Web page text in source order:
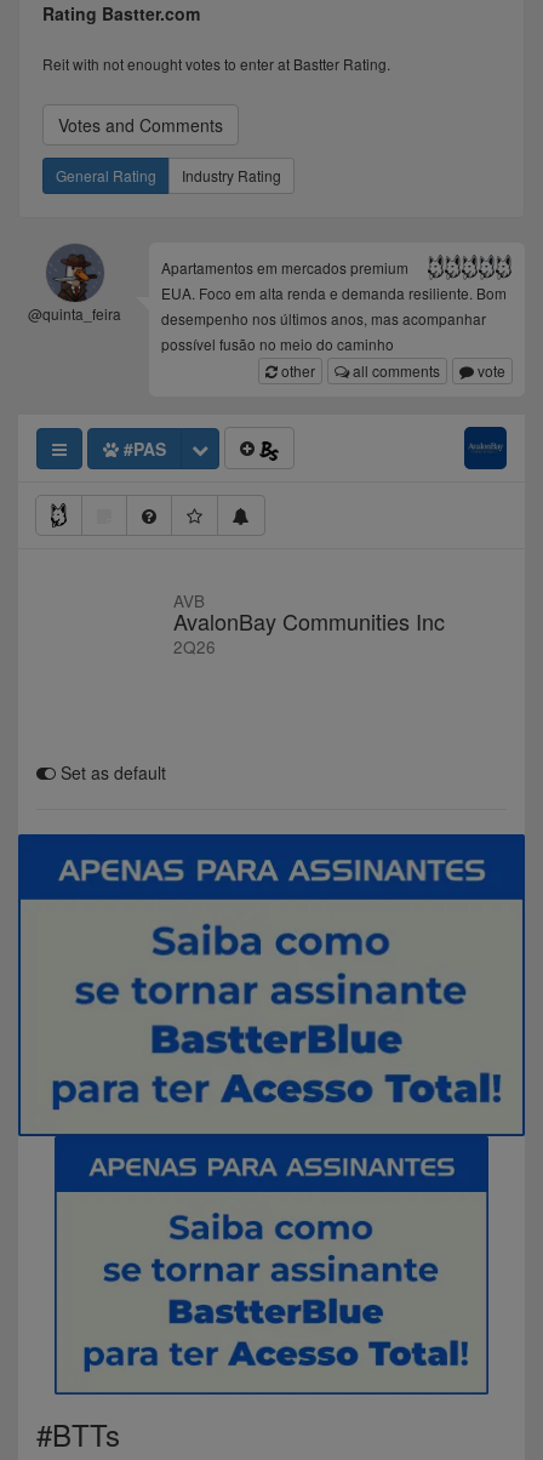
Rating Bastter.com
Reit with not enought votes to enter at Bastter Rating.
Votes and Comments
General Rating Industry Rating
@quinta_feira
Apartamentos em mercados premium
EUA. Foco em alta renda e demanda resiliente. Bom
desempenho nos últimos anos, mas acompanhar
possível fusão no meio do caminho
other
all comments vote
#PAS
AVB
AvalonBay Communities Inc
2Q26
Set as default
#BTTs